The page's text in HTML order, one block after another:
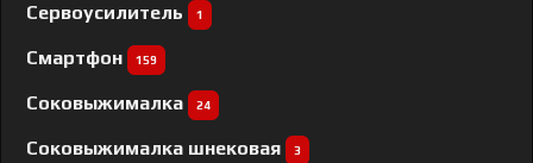
Сервоусилитель 1
Смартфон 159
Соковыжималка 24
Соковыжималка шнековая 3